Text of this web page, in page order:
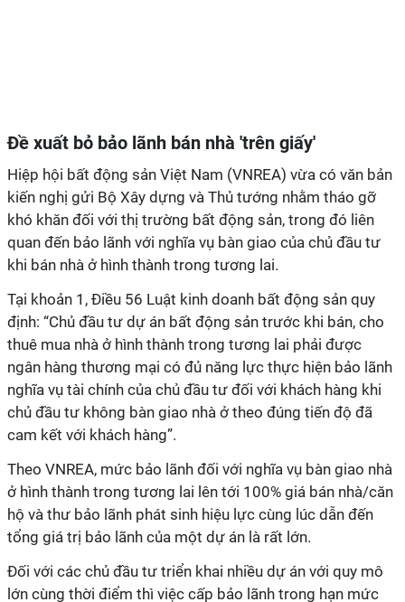
Đề xuất bỏ bảo lãnh bán nhà 'trên giấy'
Hiệp hội bất động sản Việt Nam (VNREA) vừa có văn bản
kiến nghị gửi Bộ Xây dựng và Thủ tướng nhằm tháo gỡ
khó khăn đối với thị trường bất động sản, trong đó liên
quan đến bảo lãnh với nghĩa vụ bàn giao của chủ đầu tư
khi bán nhà ở hình thành trong tương lai.
Tại khoản 1, Điều 56 Luật kinh doanh bất động sản quy
định: “Chủ đầu tư dự án bất động sản trước khi bán, cho
thuê mua nhà ở hình thành trong tương lai phải được
ngân hàng thương mại có đủ năng lực thực hiện bảo lãnh
nghĩa vụ tài chính của chủ đầu tư đối với khách hàng khi
chủ đầu tư không bàn giao nhà ở theo đúng tiến độ đã
cam kết với khách hàng”.
Theo VNREA, mức bảo lãnh đối với nghĩa vụ bàn giao nhà
ở hình thành trong tương lai lên tới 100% giá bán nhà/căn
hộ và thư bảo lãnh phát sinh hiệu lực cùng lúc dẫn đến
tổng giá trị bảo lãnh của một dự án là rất lớn.
Đối với các chủ đầu tư triển khai nhiều dự án với quy mô
lớn cùng thời điểm thì việc cấp bảo lãnh trong hạn mức